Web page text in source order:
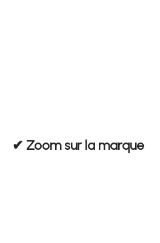
✔︎ Zoom sur la marque